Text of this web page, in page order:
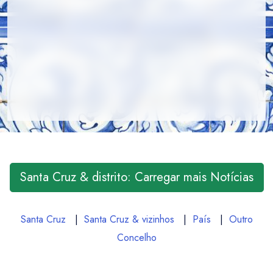
Santa Cruz & distrito: Carregar mais Notícias
Santa Cruz | Santa Cruz & vizinhos | País | Outro
Concelho